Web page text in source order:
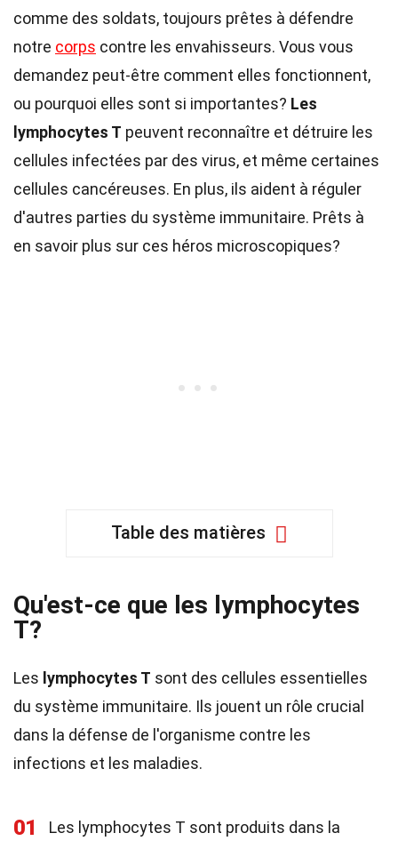
comme des soldats, toujours prêtes à défendre
notre corps contre les envahisseurs. Vous vous
demandez peut-être comment elles fonctionnent,
ou pourquoi elles sont si importantes? Les
lymphocytes T peuvent reconnaître et détruire les
cellules infectées par des virus, et même certaines
cellules cancéreuses. En plus, ils aident à réguler
d'autres parties du système immunitaire. Prêts à
en savoir plus sur ces héros microscopiques?
Table des matières
Qu'est-ce que les lymphocytes
T?
Les lymphocytes T sont des cellules essentielles
du système immunitaire. Ils jouent un rôle crucial
dans la défense de l'organisme contre les
infections et les maladies.
01
Les lymphocytes T sont produits dans la